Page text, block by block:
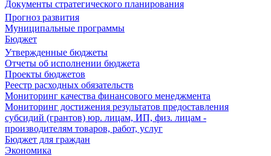
Документы стратегического планирования
Прогноз развития
Муниципальные программы
Бюджет
Утвержденные бюджеты
Отчеты об исполнении бюджета
Проекты бюджетов
Реестр расходных обязательств
Мониторинг качества финансового менеджмента
Мониторинг достижения результатов предоставления
субсидий (грантов) юр. лицам, ИП, физ. лицам -
производителям товаров, работ, услуг
Бюджет для граждан
Экономика